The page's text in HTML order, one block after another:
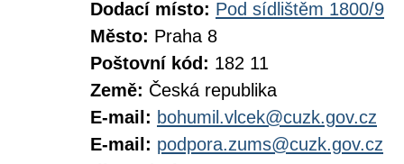
Dodací místo: Pod sídlištěm 1800/9
Město: Praha 8
Poštovní kód: 182 11
Země: Česká republika
E-mail: bohumil.vlcek@cuzk.gov.cz
E-mail: podpora.zums@cuzk.gov.cz